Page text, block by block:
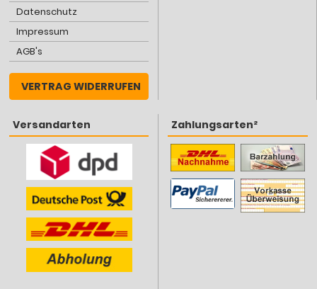
Datenschutz
Impressum
AGB's
VERTRAG WIDERRUFEN
Versandarten Zahlungsarten²